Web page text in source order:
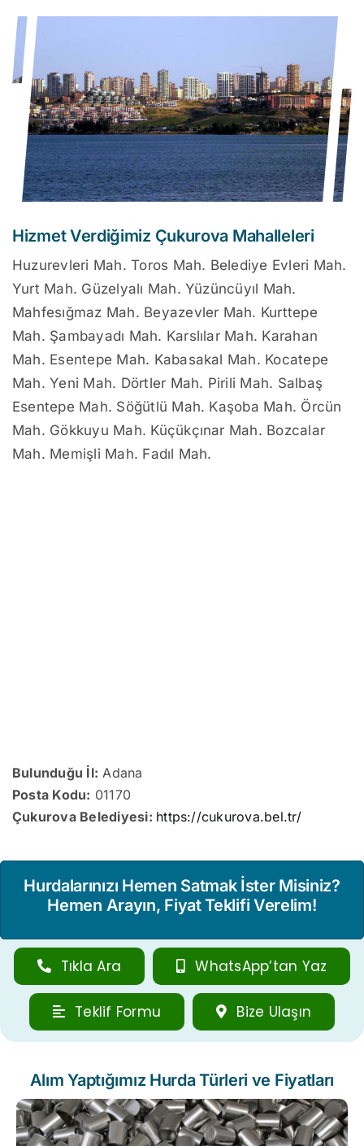
Hizmet Verdiğimiz Çukurova Mahalleleri
Huzurevleri Mah. Toros Mah. Belediye Evleri Mah.
Yurt Mah. Güzelyalı Mah. Yüzüncüyıl Mah.
Mahfesığmaz Mah. Beyazevler Mah. Kurttepe
Mah. Şambayadı Mah. Karslılar Mah. Karahan
Mah. Esentepe Mah. Kabasakal Mah. Kocatepe
Mah. Yeni Mah. Dörtler Mah. Pirili Mah. Salbaş
Esentepe Mah. Söğütlü Mah. Kaşoba Mah. Örcün
Mah. Gökkuyu Mah. Küçükçınar Mah. Bozcalar
Mah. Memişli Mah. Fadıl Mah.
Bulunduğu İl: Adana
Posta Kodu: 01170
Çukurova Belediyesi: https://cukurova.bel.tr/
Hurdalarınızı Hemen Satmak İster Misiniz?
Hemen Arayın, Fiyat Teklifi Verelim!
Tıkla Ara WhatsApp’tan Yaz
Teklif Formu Bize Ulaşın
Alım Yaptığımız Hurda Türleri ve Fiyatları